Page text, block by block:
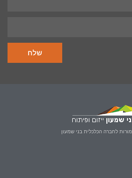
שלח
לחברה הכלכלית בני שמעון